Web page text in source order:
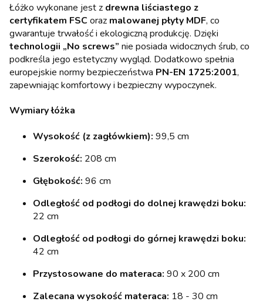
Łóżko wykonane jest z drewna liściastego z
certyfikatem FSCoraz malowanej płyty MDF, co
gwarantuje trwałość i ekologiczną produkcję. Dzięki
technologii „No screws” nie posiada widocznych śrub, co
podkreśla jego estetyczny wygląd. Dodatkowo spełnia
europejskie normy bezpieczeństwa PN-EN 1725:2001,
zapewniając komfortowy i bezpieczny wypoczynek.
Wymiary łóżka
Wysokość (z zagłówkiem): 99,5 cm
Szerokość: 208 cm
Głębokość: 96 cm
Odległość od podłogi do dolnej krawędzi boku:
22 cm
Odległość od podłogi do górnej krawędzi boku:
42 cm
Przystosowane do materaca: 90 x 200 cm
Zalecana wysokość materaca: 18 - 30 cm